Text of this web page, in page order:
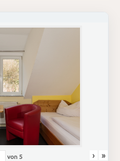
von 5 › »